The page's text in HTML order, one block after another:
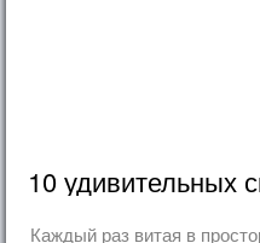
10 удивительных
Каждый раз витая в